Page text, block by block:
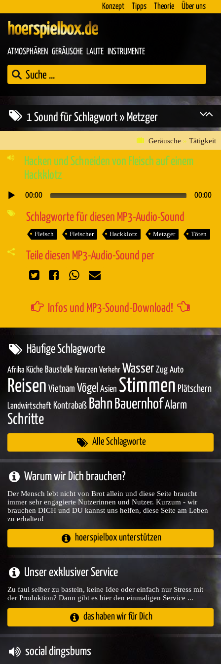
Konzept Tipps Theorie Über uns
hoerspielbox.de
ATMOSPHÄREN GERÄUSCHE LAUTE INSTRUMENTE
1 Sound für Schlagwort » Metzger
Geräusche » Tätigkeit
Hacken und Schneiden von Fleisch auf einem
Hackklotz
Audio-
00:00 00:00
Schlagworte für diesen MP3-Audio-Sound
Fleisch Fleischer Hackklotz Metzger Töten
Teile diesen MP3-Audio-Sound per
Infos und MP3-Sound-Download!
Häufige Schlagworte
Afrika Küche Baustelle Knarzen Verkehr Wasser Zug Auto
Reisen Vietnam Vögel Asien Stimmen Plätschern
Landwirtschaft Kontrabaß Bahn BauernhofAlarm
Schritte
Alle Schlagworte
Warum wir Dich brauchen?
Der Mensch lebt nicht von Brot allein und diese Seite braucht
immer sehr engagierte Nutzerinnen und Nutzer. Kurzum - wir
brauchen DICH und DU kannst uns helfen, diese Seite am Leben
zu erhalten!
hoerspielbox unterstützen
Unser exklusiver Service
Zu faul selber zu basteln, keine Idee oder einfach nur Stress mit
der Produktion? Dann gibt es hier den einmaligen Service ...
das haben wir für Dich
social dingsbums